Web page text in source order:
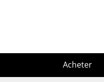
Acheter